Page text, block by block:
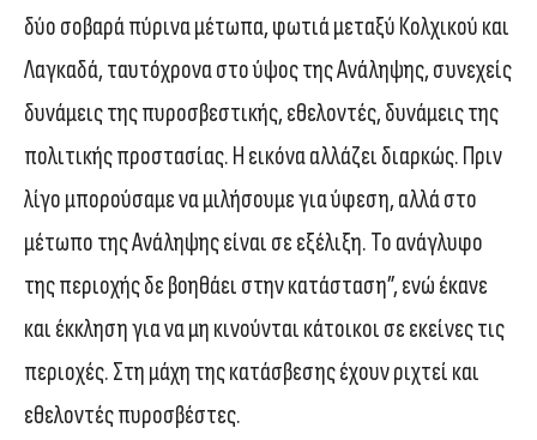
δύο σοβαρά πύρινα μέτωπα, φωτιά μεταξύ Κολχικού και
Λαγκαδά, ταυτόχρονα στο ύψος της Ανάληψης, συνεχείς
δυνάμεις της πυροσβεστικής, εθελοντές, δυνάμεις της
πολιτικής προστασίας. Η εικόνα αλλάζει διαρκώς. Πριν
λίγο μπορούσαμε να μιλήσουμε για ύφεση, αλλά στο
μέτωπο της Ανάληψης είναι σε εξέλιξη. Το ανάγλυφο
της περιοχής δε βοηθάει στην κατάσταση”, ενώ έκανε
και έκκληση για να μη κινούνται κάτοικοι σε εκείνες τις
περιοχές. Στη μάχη της κατάσβεσης έχουν ριχτεί και
εθελοντές πυροσβέστες.